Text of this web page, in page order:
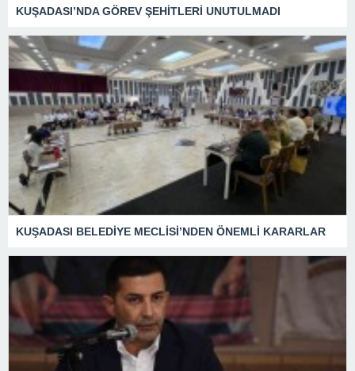
KUŞADASI’NDA GÖREV ŞEHİTLERİ UNUTULMADI
KUŞADASI BELEDİYE MECLİSİ’NDEN ÖNEMLİ KARARLAR